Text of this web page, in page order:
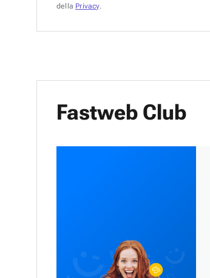
della Privacy.
Fastweb Club